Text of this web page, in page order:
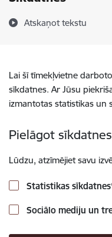
Atskaņot tekstu
Lai šī tīmekļvietne
sīkdatnes. Ar Jūsu
izmantotas statistikas un
Pielāgot sīkdatnes
Lūdzu, atzīmējiet savu
Statistikas sīkdatnes
Sociālo mediju un